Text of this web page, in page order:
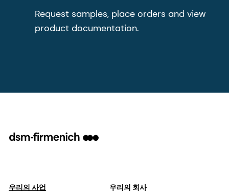
Request samples, place orders and view
product documentation.
우리의 사업 우리의 회사